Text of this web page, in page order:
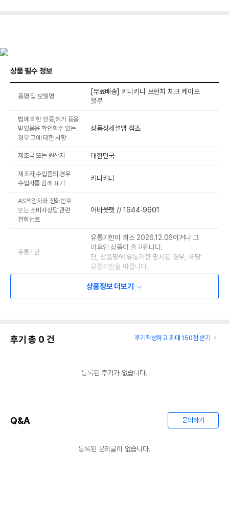
상품 필수 정보
품명 및 모델명
[무료배송] 키니키니 브런치 체크 케이프
블루
법에 의한 인증,허가 등을
받았음을 확인할수 있는
경우 그에 대한 사항
상품상세설명 참조
제조국 또는 원산지 대한민국
제조자,수입품의 경우
수입자를 함께 표기
키니키니
AS책임자와 전화번호
또는 소비자상담 관련
전화번호
어바웃펫 // 1644-9601
유통기한
유통기한이 최소 2026.12.06이거나 그
이후인 상품이 출고됩니다.
단, 상품명에 유통기한 명시된 경우, 해당
유통기한을 따릅니다.
상품정보 더보기
후기 총 0 건 후기작성하고 최대 150점 받기
등록된 후기가 없습니다.
Q&A 문의하기
등록된 문의글이 없습니다.